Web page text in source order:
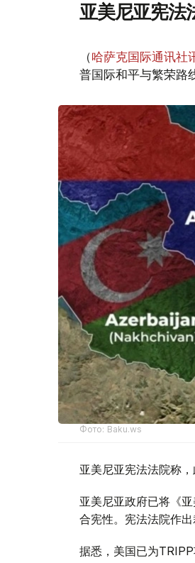
亚美尼亚宪法
（哈萨克国际通讯社
普国际和平与繁荣路
Фото: Baku.ws
亚美尼亚宪法法院称，
亚美尼亚政府已将《
合宪性。宪法法院作
据悉，美国已为TRIPP